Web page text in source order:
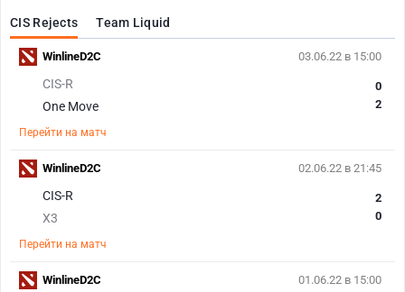
CIS Rejects Team Liquid
03.06.22 в 15:00
CIS-R
One Move
0
2
Перейти на матч
WinlineD2C
02.06.22 в 21:45
CIS-R
X3
2
0
Перейти на матч
WinlineD2C
01.06.22 в 15:00
WinlineD2C